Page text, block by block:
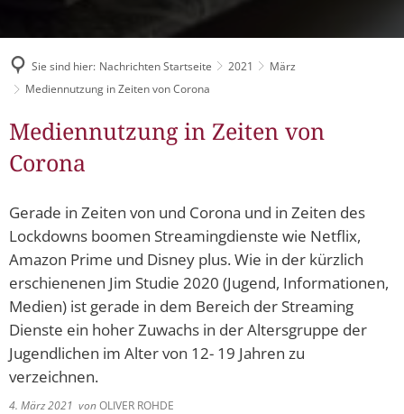
Konzertsaal LMAH
Schlitzer Geschichten
Sie sind hier: Nachrichten Startseite 2021
März
Mediennutzung in Zeiten von Corona
Mediennutzung in Zeiten von
Corona
Gerade in Zeiten von und Corona und in Zeiten des
Lockdowns boomen Streamingdienste wie Netflix,
Amazon Prime und Disney plus. Wie in der kürzlich
erschienenen Jim Studie 2020 (Jugend, Informationen,
Medien) ist gerade in dem Bereich der Streaming
Dienste ein hoher Zuwachs in der Altersgruppe der
Jugendlichen im Alter von 12- 19 Jahren zu
verzeichnen.
4. März 2021 vonOLIVER ROHDE